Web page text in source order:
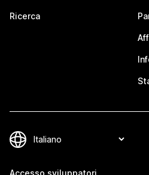
Ricerca
Accesso sviluppatori